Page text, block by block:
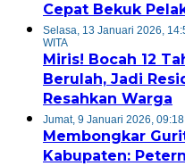
Cepat Bekuk
Selasa, 13 Januari 2026,
WITA
Miris! Bocah 12
Berulah, Jadi
Resahkan Warga
Jumat, 9 Januari 2026, 09:18
Membongkar
Kabupaten: